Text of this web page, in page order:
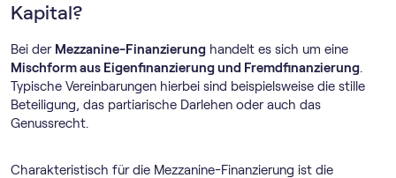
Kapital?
Bei der Mezzanine-Finanzierung handelt es sich um eine
Mischform aus Eigenfinanzierung und Fremdfinanzierung.
Typische Vereinbarungen hierbei sind beispielsweise die stille
Beteiligung, das partiarische Darlehen oder auch das
Genussrecht.
Charakteristisch für die Mezzanine-Finanzierung ist die